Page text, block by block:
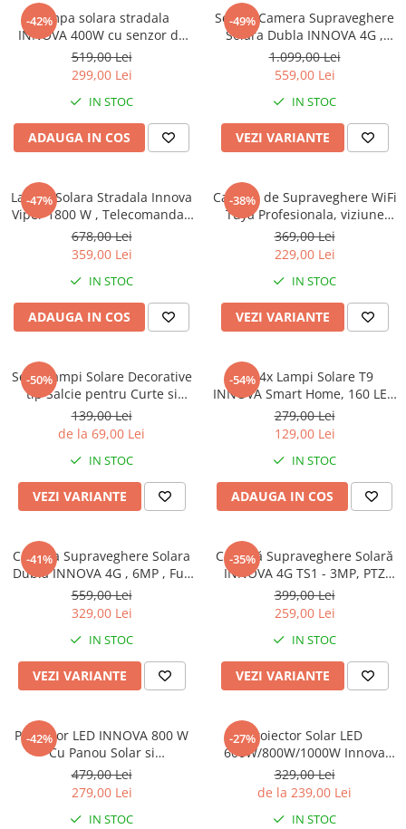
-42%
Lampa solara stradala
INNOVA 400W cu senzor de
lumina si panou separat, IP66
+ Cadou Surpriza
519,00 Lei
299,00 Lei
IN STOC
ADAUGA IN COS
-49%
Set 2 x Camera Supraveghere
Solara Dubla INNOVA 4G ,
6MP , Full HD, PTZ 360°,
baterie 12000mAh, 3 ani
1.099,00 Lei
559,00 Lei
IN STOC
VEZI VARIANTE
-47%
Lampa Solara Stradala Innova
Viper 1800 W , Telecomanda ,
IP67 , Senzor de Miscare ,
Senzor de Lumina
678,00 Lei
359,00 Lei
IN STOC
ADAUGA IN COS
-38%
Camera de Supraveghere WiFi
Tuya Profesionala, viziune
color pe timp de noapte, IP66,
audio bidirectional, tracking
369,00 Lei
229,00 Lei
IN STOC
VEZI VARIANTE
-50%
Set 2 Lampi Solare Decorative
tip Salcie pentru Curte si
Gradina, 120 LED-uri, Lumina
Calda/Rece/Multicolor
139,00 Lei
de la 69,00 Lei
IN STOC
VEZI VARIANTE
-54%
Set 4x Lampi Solare T9
INNOVA Smart Home, 160 LED
COB, 8 Cadrane, Senzor
Miscare, Panou Detașabil,
Garanție 3 Ani
279,00 Lei
129,00 Lei
IN STOC
ADAUGA IN COS
-41%
Camera Supraveghere Solara
Dubla INNOVA 4G , 6MP , Full
HD, PTZ 360°, baterie
12000mAh, vedere nocturna,
PRO, 3 ani garantie
559,00 Lei
329,00 Lei
IN STOC
VEZI VARIANTE
-35%
Cameră Supraveghere Solară
INNOVA 4G TS1 - 3MP, PTZ
355°, Night Vision Color,
Audio Bidirecțional, Alarmă,
399,00 Lei
259,00 Lei
IN STOC
VEZI VARIANTE
-42%
Proiector LED INNOVA 800 W
Cu Panou Solar si
telecomanda, IP66 + Cadou
Surpriza
479,00 Lei
279,00 Lei
IN STOC
-27%Proiector Solar LED
600W/800W/1000W Innova
Smart Home Cyborg, IP67,
Panou Solar 35x29 cm și
329,00 Lei
de la 239,00 Lei
IN STOC